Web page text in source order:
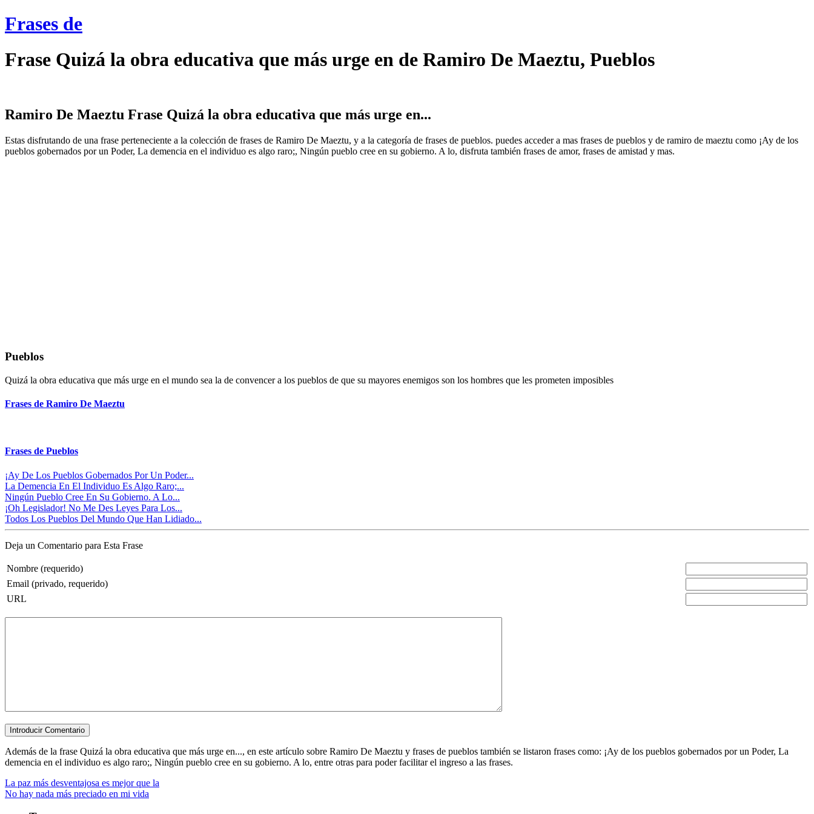
Frases de
Frase Quizá la obra educativa que más urge en de Ramiro De Maeztu, Pueblos
Ramiro De Maeztu Frase Quizá la obra educativa que más urge en...
Estas disfrutando de una frase perteneciente a la colección de frases de Ramiro De Maeztu, y a la categoría de frases de pueblos. puedes acceder a mas frases de pueblos y de ramiro de maeztu como ¡Ay de los
pueblos gobernados por un Poder, La demencia en el individuo es algo raro;, Ningún pueblo cree en su gobierno. A lo, disfruta también frases de amor, frases de amistad y mas.
Pueblos
Quizá la obra educativa que más urge en el mundo sea la de convencer a los pueblos de que su mayores enemigos son los hombres que les prometen imposibles
Frases de Ramiro De Maeztu
Frases de Pueblos
¡Ay De Los Pueblos Gobernados Por Un Poder...
La Demencia En El Individuo Es Algo Raro;...
Ningún Pueblo Cree En Su Gobierno. A Lo...
¡Oh Legislador! No Me Des Leyes Para Los...
Todos Los Pueblos Del Mundo Que Han Lidiado...
Deja un Comentario para Esta Frase
Nombre (requerido)
Email (privado, requerido)
URL
Además de la frase Quizá la obra educativa que más urge en..., en este artículo sobre Ramiro De Maeztu y frases de pueblos también se listaron frases como: ¡Ay de los pueblos gobernados por un Poder, La
demencia en el individuo es algo raro;, Ningún pueblo cree en su gobierno. A lo, entre otras para poder facilitar el ingreso a las frases.
La paz más desventajosa es mejor que la
No hay nada más preciado en mi vida